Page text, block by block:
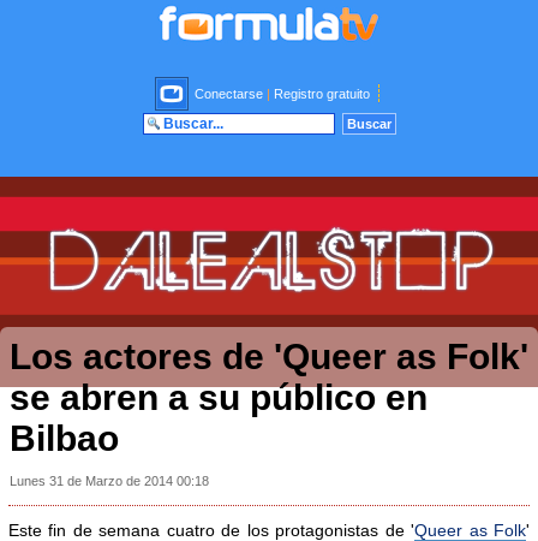
Conectarse | Registro gratuito
Los actores de 'Queer as Folk'
se abren a su público en
Bilbao
Lunes 31 de Marzo de 2014 00:18
Este fin de semana cuatro de los protagonistas de 'Queer as Folk'